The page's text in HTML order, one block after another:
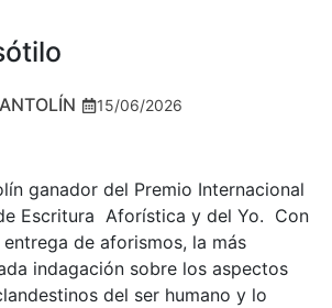
15/06/2026
ganador del Premio Internacional
Escritura Aforística y del Yo. Con
de aforismos, la más
indagación sobre los aspectos
del ser humano y lo